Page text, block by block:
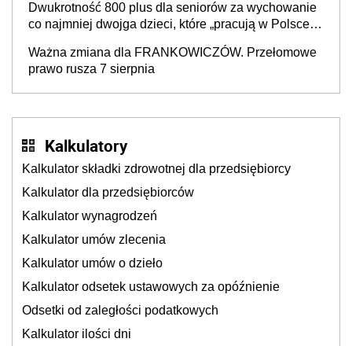
zaświadczenie z ZUS?
Dwukrotność 800 plus dla seniorów za wychowanie
co najmniej dwojga dzieci, które „pracują w Polsce i
podatków? Zapadła decyzja Sejmu
Ważna zmiana dla FRANKOWICZÓW. Przełomowe
prawo rusza 7 sierpnia
Kalkulatory
Kalkulator składki zdrowotnej dla przedsiębiorcy
Kalkulator dla przedsiębiorców
Kalkulator wynagrodzeń
Kalkulator umów zlecenia
Kalkulator umów o dzieło
Kalkulator odsetek ustawowych za opóźnienie
Odsetki od zaległości podatkowych
Kalkulator ilości dni